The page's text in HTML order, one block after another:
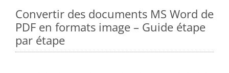
Convertir des documents MS Word de
PDF en formats image – Guide étape
par étape